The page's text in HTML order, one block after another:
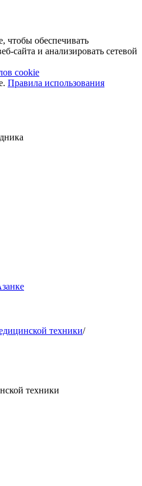
чтобы обеспечивать
сайта и анализировать сетевой
cookie
Правила использования
техники/
техники